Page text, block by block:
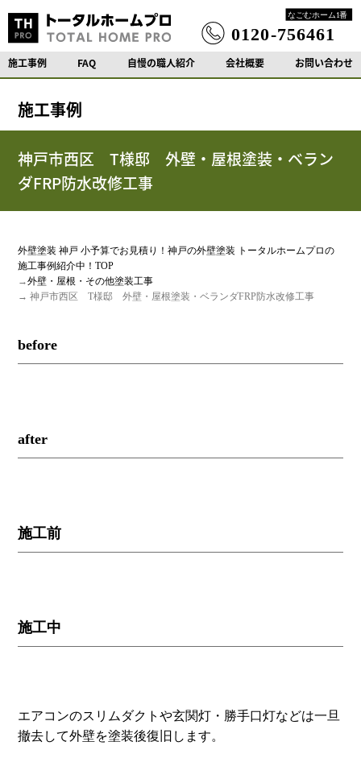
施工事例 FAQ 自慢の職人紹介 会社概要 お問い合わせ
施工事例
神戸市西区 T様邸 外壁・屋根塗装・ベラン
ダFRP防水改修工事
外壁塗装 神戸 小予算でお見積り！神戸の外壁塗装 トータルホームプロの
施工事例紹介中！TOP
→外壁・屋根・その他塗装工事
→ 神戸市西区 T様邸 外壁・屋根塗装・ベランダFRP防水改修工事
before
after
施工前
施工中
エアコンのスリムダクトや玄関灯・勝手口灯などは一旦
撤去して外壁を塗装後復旧します。